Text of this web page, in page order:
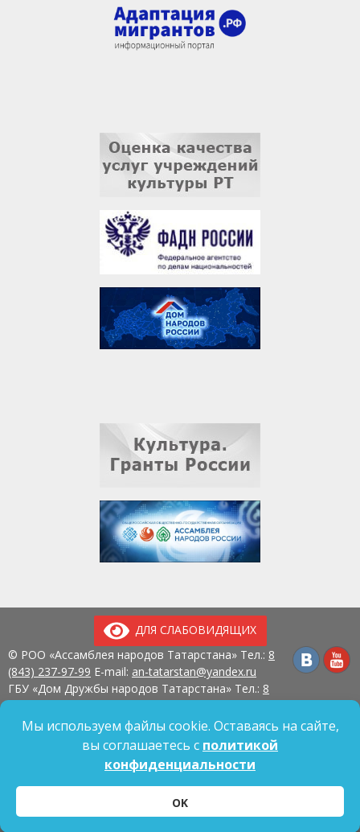
ДЛЯ СЛАБОВИДЯЩИХ
© РОО «Ассамблея народов Татарстана» Тел.: 8
(843) 237-97-99 E-mail: an-tatarstan@yandex.ru
ГБУ «Дом Дружбы народов Татарстана» Тел.: 8
420107, г. Казань, ул. Павлюхина, д. 57
Политика обработки персональных данных
Согласие на обработку персональных данных
Мы используем файлы cookie. Оставаясь на сайте,
вы соглашаетесь с политикой
конфиденциальности
OK